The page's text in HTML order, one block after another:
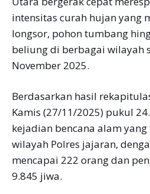
intensitas curah hujan yang
longsor, pohon tumbang
beliung di berbagai wilayah
November 2025.
Berdasarkan hasil
Kamis (27/11/2025) pukul
kejadian bencana alam
wilayah Polres jajaran,
mencapai 222 orang dan
9.845 jiwa.